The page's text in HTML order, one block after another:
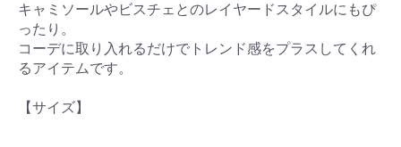
キャミソールやビスチェとのレイヤードスタイルにもぴ
ったり。
コーデに取り入れるだけでトレンド感をプラスしてくれ
るアイテムです。
【サイズ】